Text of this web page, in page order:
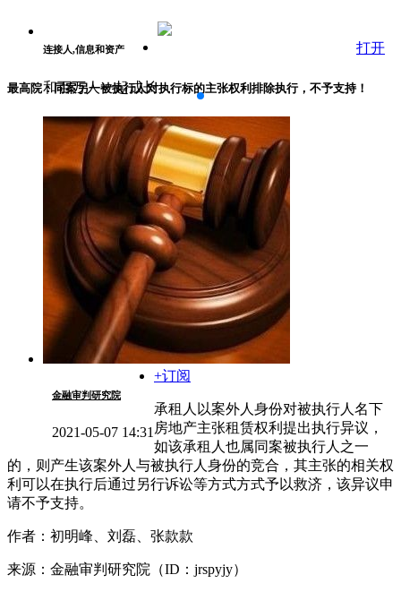
连接人,信息和资产
和百万人一起成长
打开
最高院：同案另一被执行人对执行标的主张权利排除执行，不予支持！
金融审判研究院
2021-05-07 14:31
+订阅
承租人以案外人身份对被执行人名下
房地产主张租赁权利提出执行异议，
如该承租人也属同案被执行人之一
的，则产生该案外人与被执行人身份的竞合，其主张的相关权
利可以在执行后通过另行诉讼等方式方式予以救济，该异议申
请不予支持。
作者：初明峰、刘磊、张款款
来源：金融审判研究院（ID：jrspyjy）